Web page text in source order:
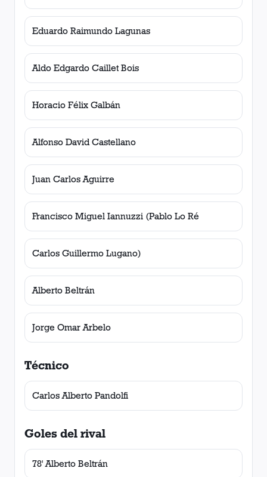
Eduardo Raimundo Lagunas
Aldo Edgardo Caillet Bois
Horacio Félix Galbán
Alfonso David Castellano
Juan Carlos Aguirre
Francisco Miguel Iannuzzi (Pablo Lo Ré
Carlos Guillermo Lugano)
Alberto Beltrán
Jorge Omar Arbelo
Técnico
Carlos Alberto Pandolfi
Goles del rival
78' Alberto Beltrán